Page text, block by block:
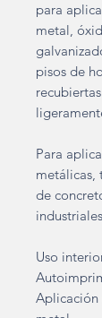
para
metal,
pisos de
Para
metálicas,
de
Uso
Aplicación